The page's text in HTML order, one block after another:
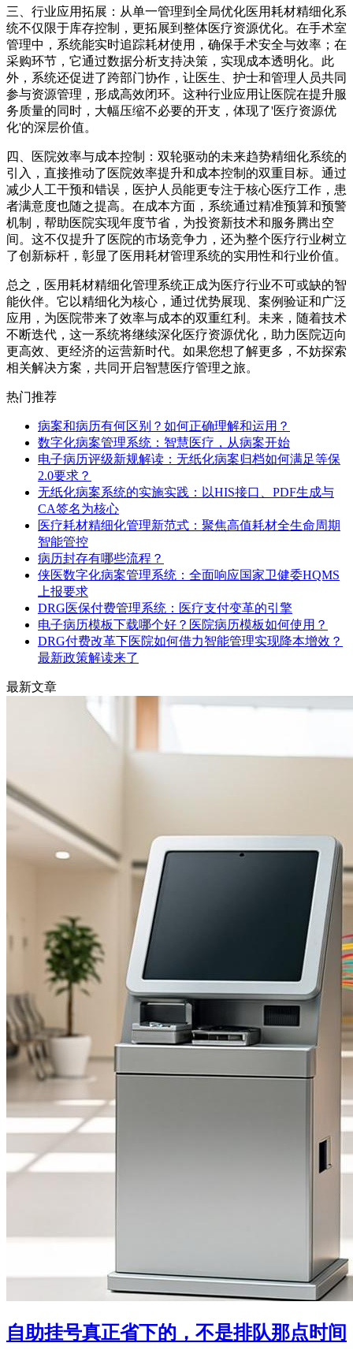
三、行业应用拓展：从单一管理到全局优化医用耗材精细化系
统不仅限于库存控制，更拓展到整体医疗资源优化。在手术室
管理中，系统能实时追踪耗材使用，确保手术安全与效率；在
采购环节，它通过数据分析支持决策，实现成本透明化。此
外，系统还促进了跨部门协作，让医生、护士和管理人员共同
参与资源管理，形成高效闭环。这种行业应用让医院在提升服
务质量的同时，大幅压缩不必要的开支，体现了'医疗资源优
化'的深层价值。
四、医院效率与成本控制：双轮驱动的未来趋势精细化系统的
引入，直接推动了医院效率提升和成本控制的双重目标。通过
减少人工干预和错误，医护人员能更专注于核心医疗工作，患
者满意度也随之提高。在成本方面，系统通过精准预算和预警
机制，帮助医院实现年度节省，为投资新技术和服务腾出空
间。这不仅提升了医院的市场竞争力，还为整个医疗行业树立
了创新标杆，彰显了医用耗材管理系统的实用性和行业价值。
总之，医用耗材精细化管理系统正成为医疗行业不可或缺的智
能伙伴。它以精细化为核心，通过优势展现、案例验证和广泛
应用，为医院带来了效率与成本的双重红利。未来，随着技术
不断迭代，这一系统将继续深化医疗资源优化，助力医院迈向
更高效、更经济的运营新时代。如果您想了解更多，不妨探索
相关解决方案，共同开启智慧医疗管理之旅。
热门推荐
病案和病历有何区别？如何正确理解和运用？
数字化病案管理系统：智慧医疗，从病案开始
电子病历评级新规解读：无纸化病案归档如何满足等保
2.0要求？
无纸化病案系统的实施实践：以HIS接口、PDF生成与
CA签名为核心
医疗耗材精细化管理新范式：聚焦高值耗材全生命周期
智能管控
病历封存有哪些流程？
侠医数字化病案管理系统：全面响应国家卫健委HQMS
上报要求
DRG医保付费管理系统：医疗支付变革的引擎
电子病历模板下载哪个好？医院病历模板如何使用？
DRG付费改革下医院如何借力智能管理实现降本增效？
最新政策解读来了
最新文章
自助挂号真正省下的，不是排队那点时间